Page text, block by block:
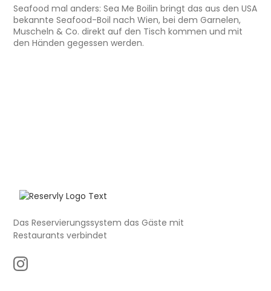
Seafood mal anders: Sea Me Boilin bringt das aus den USA
bekannte Seafood-Boil nach Wien, bei dem Garnelen,
Muscheln & Co. direkt auf den Tisch kommen und mit
den Händen gegessen werden.
Das Reservierungssystem das Gäste mit
Restaurants verbindet